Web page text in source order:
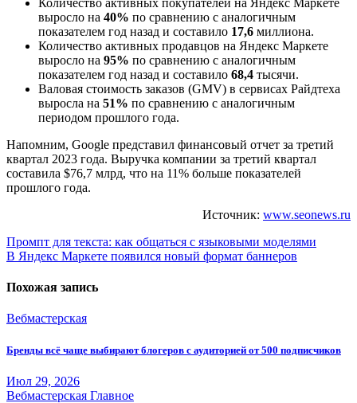
выросло на 40% по сравнению с аналогичным
показателем год назад и составило 17,6 миллиона.
Количество активных продавцов на Яндекс Маркете
выросло на 95% по сравнению с аналогичным
показателем год назад и составило 68,4 тысячи.
Валовая стоимость заказов (GMV) в сервисах Райдтеха
выросла на 51% по сравнению с аналогичным
периодом прошлого года.
Напомним, Google представил финансовый отчет за третий
квартал 2023 года. Выручка компании за третий квартал
составила $76,7 млрд, что на 11% больше показателей
прошлого года.
Источник: www.seonews.ru
Навигация
по
записям
Промпт для текста: как общаться с языковыми моделями
В Яндекс Маркете появился новый формат баннеров
Похожая запись
Вебмастерская
Бренды всё чаще выбирают блогеров с аудиторией от 500 подписчиков
Июл 29, 2026
Вебмастерская Главное